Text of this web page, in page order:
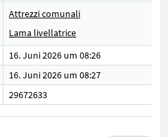
Attrezzi comunali
Lama livellatrice
16. Juni 2026 um 08:26
16. Juni 2026 um 08:27
29672633